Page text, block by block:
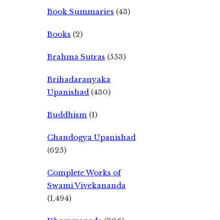
Book Summaries (43)
Books (2)
Brahma Sutras (553)
Brihadaranyaka
Upanishad (430)
Buddhism (1)
Chandogya Upanishad
(625)
Complete Works of
Swami Vivekananda
(1,494)